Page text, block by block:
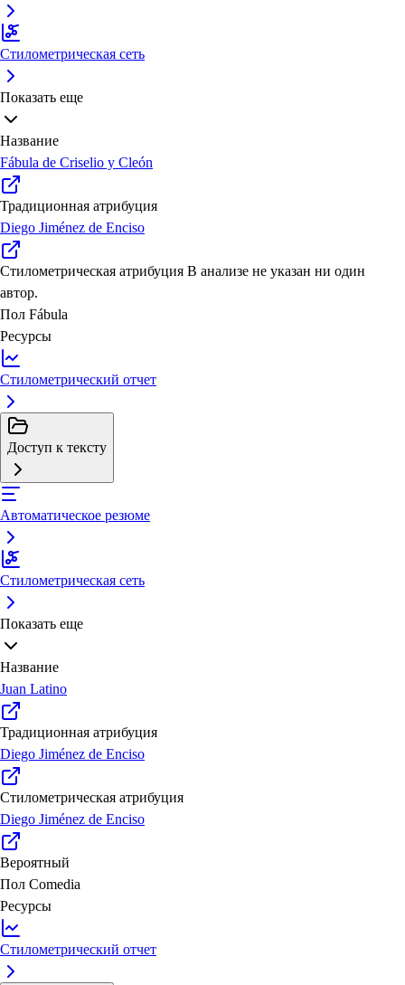
Стилометрическая сеть
Показать еще
Название
Fábula de Criselio y Cleón
Традиционная атрибуция
Diego Jiménez de Enciso
Стилометрическая атрибуция В анализе не указан ни один
автор.
Пол Fábula
Ресурсы
Стилометрический отчет
Доступ к тексту
Автоматическое резюме
Стилометрическая сеть
Показать еще
Название
Juan Latino
Традиционная атрибуция
Diego Jiménez de Enciso
Стилометрическая атрибуция
Diego Jiménez de Enciso
Вероятный
Пол Comedia
Ресурсы
Стилометрический отчет